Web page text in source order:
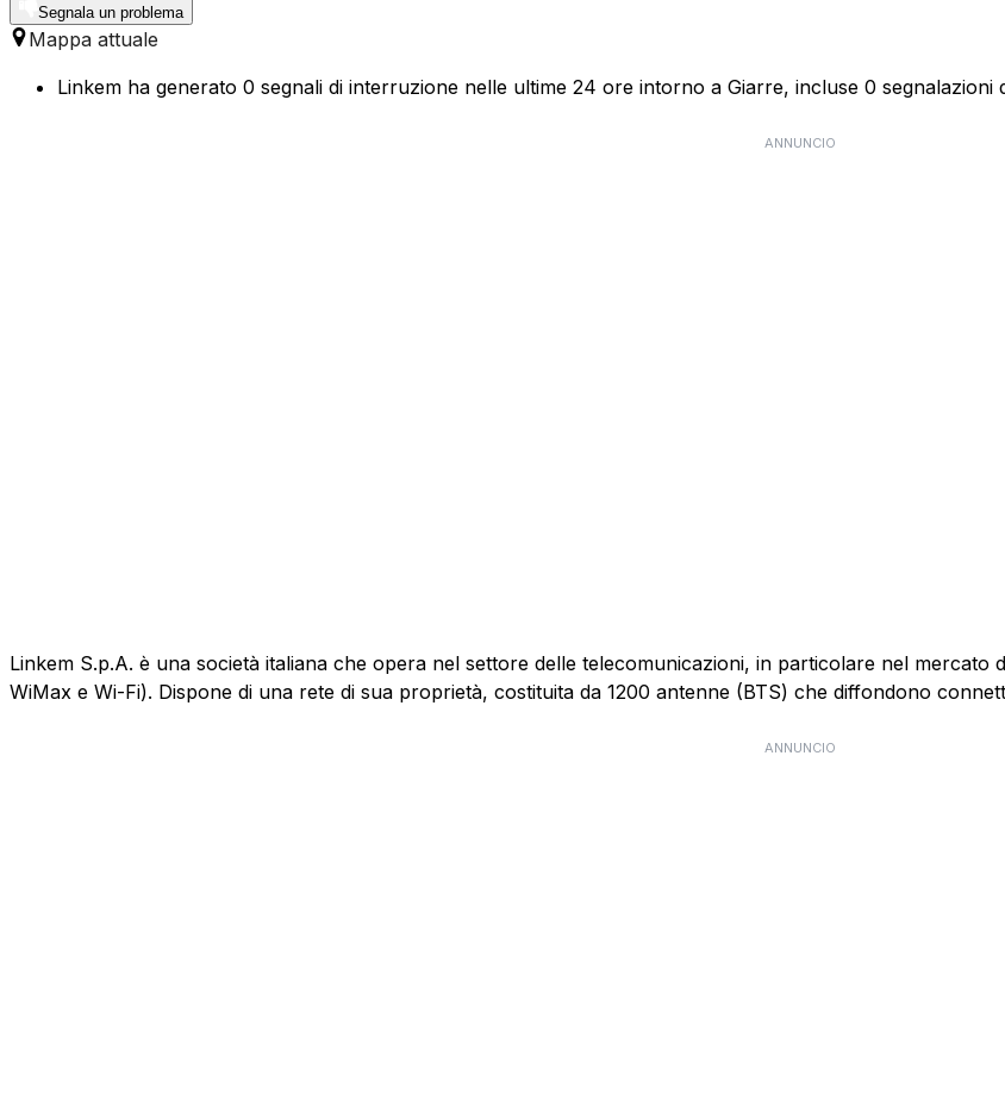
Segnala un problema
Mappa attuale
Linkem ha generato 0 segnali di interruzione nelle ultime 24 ore intorno a Giarre, incluse 0 segnalazioni
ANNUNCIO
Linkem S.p.A. è una società italiana che opera nel settore delle telecomunicazioni, in particolare nel
WiMax e Wi-Fi). Dispone di una rete di sua proprietà, costituita da 1200 antenne (BTS) che diffondono
ANNUNCIO